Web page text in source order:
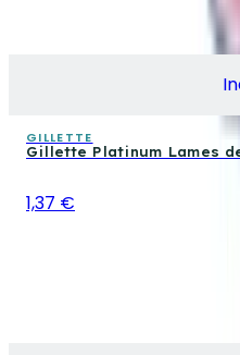
GILLETTE
Gillette Platinum Lames
1,37 €